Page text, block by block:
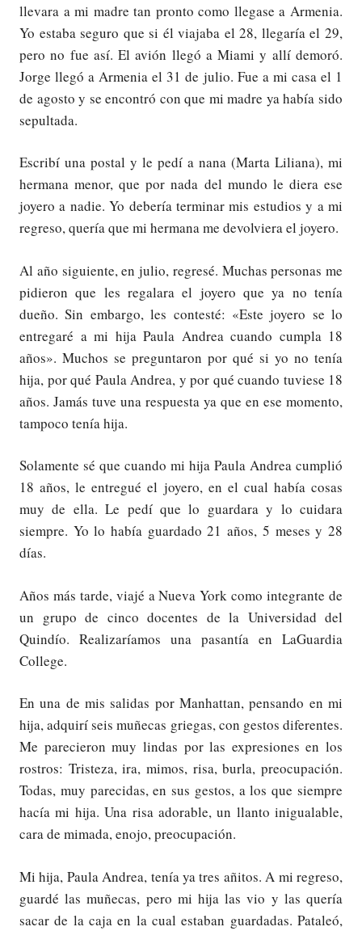
llevara a mi madre tan pronto como llegase a Armenia.
Yo estaba seguro que si él viajaba el 28, llegaría el 29,
pero no fue así. El avión llegó a Miami y allí demoró.
Jorge llegó a Armenia el 31 de julio. Fue a mi casa el 1
de agosto y se encontró con que mi madre ya había sido
sepultada.
Escribí una postal y le pedí a nana (Marta Liliana), mi
hermana menor, que por nada del mundo le diera ese
joyero a nadie. Yo debería terminar mis estudios y a mi
regreso, quería que mi hermana me devolviera el joyero.
Al año siguiente, en julio, regresé. Muchas personas me
pidieron que les regalara el joyero que ya no tenía
dueño. Sin embargo, les contesté: «Este joyero se lo
entregaré a mi hija Paula Andrea cuando cumpla 18
años». Muchos se preguntaron por qué si yo no tenía
hija, por qué Paula Andrea, y por qué cuando tuviese 18
años. Jamás tuve una respuesta ya que en ese momento,
tampoco tenía hija.
Solamente sé que cuando mi hija Paula Andrea cumplió
18 años, le entregué el joyero, en el cual había cosas
muy de ella. Le pedí que lo guardara y lo cuidara
siempre. Yo lo había guardado 21 años, 5 meses y 28
días.
Años más tarde, viajé a Nueva York como integrante de
un grupo de cinco docentes de la Universidad del
Quindío. Realizaríamos una pasantía en LaGuardia
College.
En una de mis salidas por Manhattan, pensando en mi
hija, adquirí seis muñecas griegas, con gestos diferentes.
Me parecieron muy lindas por las expresiones en los
rostros: Tristeza, ira, mimos, risa, burla, preocupación.
Todas, muy parecidas, en sus gestos, a los que siempre
hacía mi hija. Una risa adorable, un llanto inigualable,
cara de mimada, enojo, preocupación.
Mi hija, Paula Andrea, tenía ya tres añitos. A mi regreso,
guardé las muñecas, pero mi hija las vio y las quería
sacar de la caja en la cual estaban guardadas. Pataleó,